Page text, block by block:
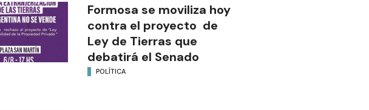
Formosa se moviliza hoy
contra el proyecto de
Ley de Tierras que
debatirá el Senado
POLÍTICA